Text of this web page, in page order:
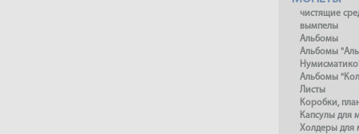
чистящие
вымпелы
Альбомы
Альбомы
Альбомы
Листы
Коробки,
Капсулы для
Холдеры для